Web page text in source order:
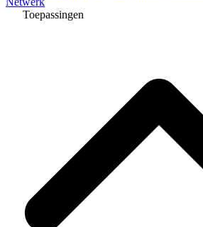
Toepassingen